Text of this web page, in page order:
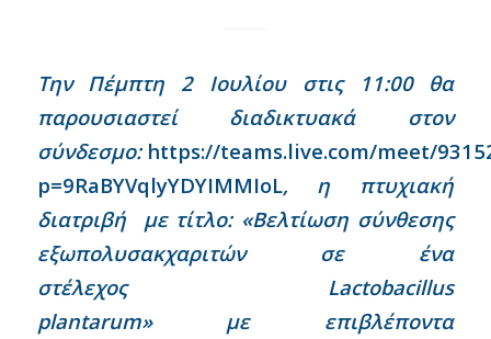
Την Πέμπτη 2 Ιουλίουστις 11:00 θα
παρουσιαστεί διαδικτυακά στον
σύνδεσμο: https://teams.live.com/meet/
p=9RaBYVqlyYDYIMMIoL, η πτυχιακή
διατριβή
με τίτλο: «Βελτίωση σύνθεσης
εξωπολυσακχαριτών σε ένα
στέλεχος
Lactobacillus
plantarum»με επιβλέποντα